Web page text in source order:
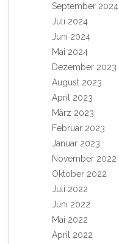
September 2024
Juli 2024
Juni 2024
Mai 2024
Dezember 2023
August 2023
April 2023
März 2023
Februar 2023
Januar 2023
November 2022
Oktober 2022
Juli 2022
Juni 2022
Mai 2022
April 2022